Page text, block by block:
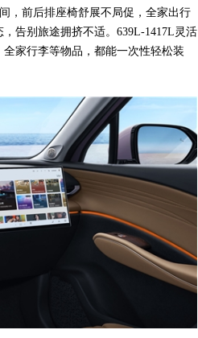
，前后排座椅舒展不局促，全家出行
告别旅途拥挤不适。639L-1417L灵活
家行李等物品，都能一次性轻松装